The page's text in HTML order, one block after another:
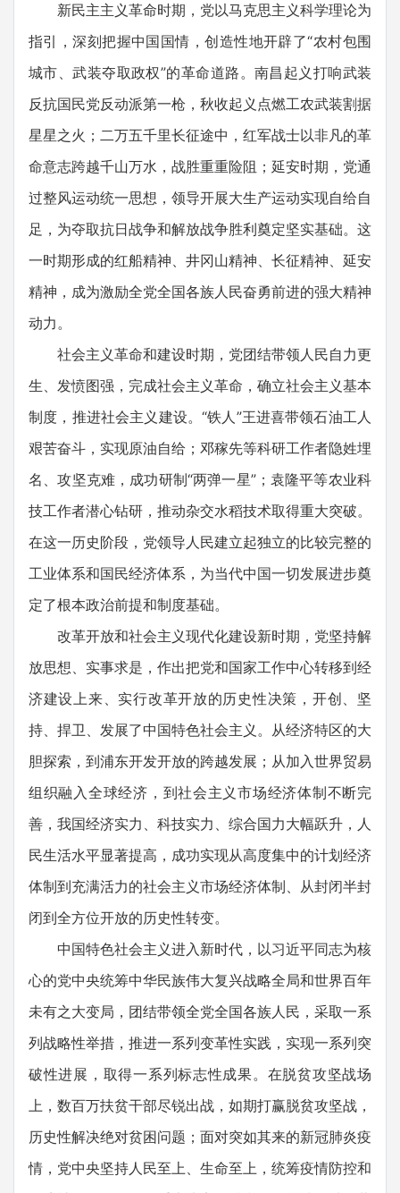
新民主主义革命时期，党以马克思主义科学理论为
指引，深刻把握中国国情，创造性地开辟了“农村包围
城市、武装夺取政权”的革命道路。南昌起义打响武装
反抗国民党反动派第一枪，秋收起义点燃工农武装割据
星星之火；二万五千里长征途中，红军战士以非凡的革
命意志跨越千山万水，战胜重重险阻；延安时期，党通
过整风运动统一思想，领导开展大生产运动实现自给自
足，为夺取抗日战争和解放战争胜利奠定坚实基础。这
一时期形成的红船精神、井冈山精神、长征精神、延安
精神，成为激励全党全国各族人民奋勇前进的强大精神
动力。
社会主义革命和建设时期，党团结带领人民自力更
生、发愤图强，完成社会主义革命，确立社会主义基本
制度，推进社会主义建设。“铁人”王进喜带领石油工人
艰苦奋斗，实现原油自给；邓稼先等科研工作者隐姓埋
名、攻坚克难，成功研制“两弹一星”；袁隆平等农业科
技工作者潜心钻研，推动杂交水稻技术取得重大突破。
在这一历史阶段，党领导人民建立起独立的比较完整的
工业体系和国民经济体系，为当代中国一切发展进步奠
定了根本政治前提和制度基础。
改革开放和社会主义现代化建设新时期，党坚持解
放思想、实事求是，作出把党和国家工作中心转移到经
济建设上来、实行改革开放的历史性决策，开创、坚
持、捍卫、发展了中国特色社会主义。从经济特区的大
胆探索，到浦东开发开放的跨越发展；从加入世界贸易
组织融入全球经济，到社会主义市场经济体制不断完
善，我国经济实力、科技实力、综合国力大幅跃升，人
民生活水平显著提高，成功实现从高度集中的计划经济
体制到充满活力的社会主义市场经济体制、从封闭半封
闭到全方位开放的历史性转变。
中国特色社会主义进入新时代，以习近平同志为核
心的党中央统筹中华民族伟大复兴战略全局和世界百年
未有之大变局，团结带领全党全国各族人民，采取一系
列战略性举措，推进一系列变革性实践，实现一系列突
破性进展，取得一系列标志性成果。在脱贫攻坚战场
上，数百万扶贫干部尽锐出战，如期打赢脱贫攻坚战，
历史性解决绝对贫困问题；面对突如其来的新冠肺炎疫
情，党中央坚持人民至上、生命至上，统筹疫情防控和